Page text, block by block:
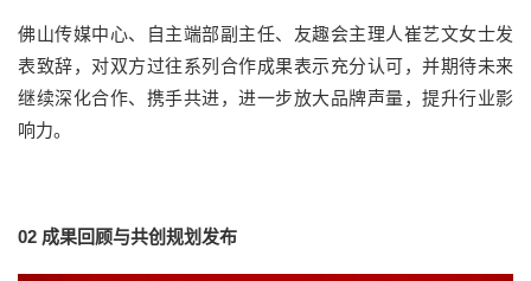
佛山传媒中心、自主端部副主任、友趣会主理人崔艺文女士发
表致辞，对双方过往系列合作成果表示充分认可，并期待未来
继续深化合作、携手共进，进一步放大品牌声量，提升行业影
响力。
02 成果回顾与共创规划发布